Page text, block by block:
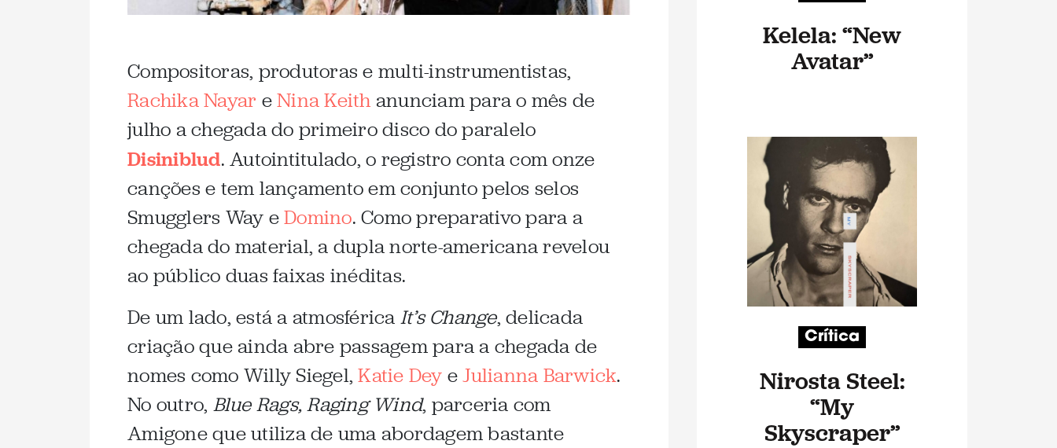
Compositoras, produtoras e multi-instrumentistas,
Rachika Nayar eNina Keith anunciam para o mês de
julho a chegada do primeiro disco do paralelo
Disiniblud. Autointitulado, o registro conta com onze
canções e tem lançamento em conjunto pelos selos
Smugglers Way eDomino. Como preparativo para a
chegada do material, a dupla norte-americana revelou
ao público duas faixas inéditas.
De um lado, está a atmosférica It’s Change, delicada
criação que ainda abre passagem para a chegada de
nomes como Willy Siegel,Katie Dey eJulianna Barwick.
No outro, Blue Rags, Raging Wind, parceria com
Amigone que utiliza de uma abordagem bastante
Kelela: “New
Avatar”
Crítica
Nirosta Steel:
“My
Skyscraper”